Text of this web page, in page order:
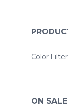
Color Filter
ON SALE